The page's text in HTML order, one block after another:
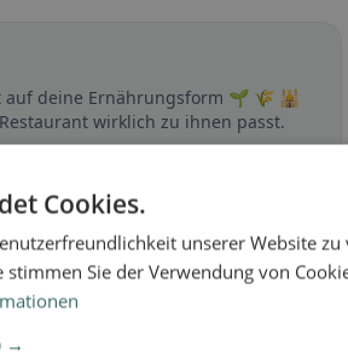
deine Ernährungsform 🌱 🌾 🕌
wirklich zu ihnen passt.
vegan, vegetarisch oder
Cookies.
unserer Website zu
Sie der Verwendung von
→